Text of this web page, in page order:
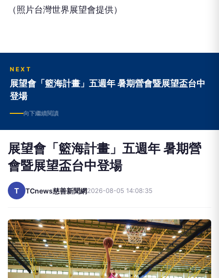
NEXT
展望會「籃海計畫」五週年 暑期營會暨展望盃台中
登場
向下繼續閱讀
展望會「籃海計畫」五週年 暑期營
會暨展望盃台中登場
T